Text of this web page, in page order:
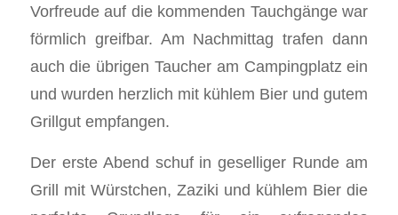
Vorfreude auf die kommenden Tauchgänge war
förmlich greifbar. Am Nachmittag trafen dann
auch die übrigen Taucher am Campingplatz ein
und wurden herzlich mit kühlem Bier und gutem
Grillgut empfangen.
Der erste Abend schuf in geselliger Runde am
Grill mit Würstchen, Zaziki und kühlem Bier die